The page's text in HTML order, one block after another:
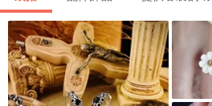
石，可見面挑選。
架上飾品皆有含售後服務，可附國際證書
💫奈爾里特別說明：
搭配天然石去設計的飾品，盡力不傷害天